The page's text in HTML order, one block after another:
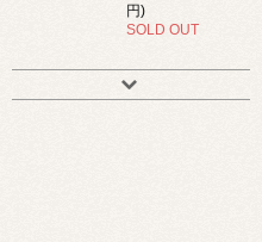
円)
SOLD OUT